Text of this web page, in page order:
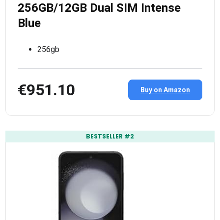
256GB/12GB Dual SIM Intense
Blue
256gb
€951.10 Buy on Amazon
BESTSELLER #2